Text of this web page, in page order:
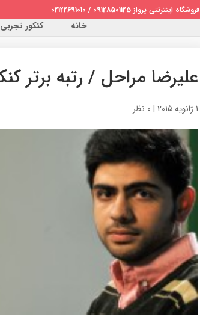
فروشگاه اینترنتی پرواز 09128501125 / 02122691010
خانه کنکور تجربی 1403
علیرضا مراحل / رتبه برتر
1 ژانویه 2015 | 0 نظر